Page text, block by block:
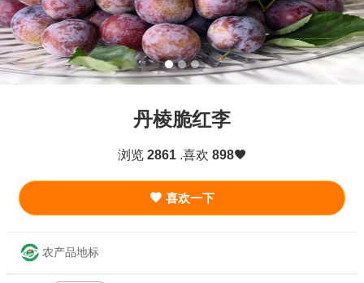
丹棱脆红李
浏览 2861.喜欢 898
喜欢一下
农产品地标